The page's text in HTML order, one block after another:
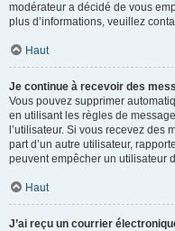
modérateur a décidé de vous
plus d’informations, veuillez
Haut
Je continue à recevoir des
Vous pouvez supprimer
en utilisant les règles de
l’utilisateur. Si vous recevez
part d’un autre utilisateur,
peuvent empêcher un utilisateur
Haut
J’ai reçu un courrier